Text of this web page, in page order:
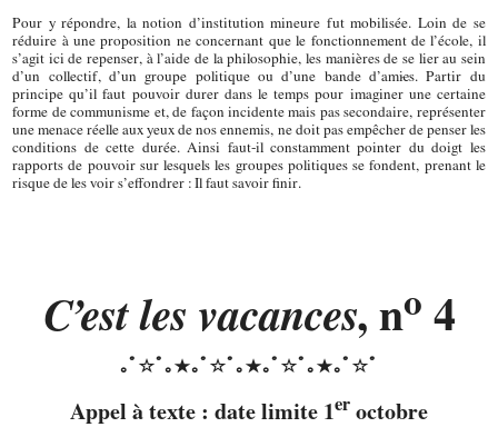
Pour y répondre, la notion d’institution mineure fut mobilisée. Loin de se
réduire à une proposition ne concer­nant que le fonctionnement de l’école, il
s’agit ici de repen­ser, à l’aide de la philosophie, les manières de se lier au sein
d’un collectif, d’un groupe politique ou d’une bande d’ami·es. Partir du
principe qu’il faut pouvoir durer dans le temps pour imaginer une certaine
forme de communisme et, de façon incidente mais pas secondaire, représenter
une menace réelle aux yeux de nos ennemis, ne doit pas empêcher de penser les
conditions de cette durée. Ainsi faut-il constamment pointer du doigt les
rapports de pou­voir sur lesquels les groupes politiques se fondent, prenant le
risque de les voir s’effondrer : Il faut savoir finir.
C’est les vacances, no 4
Appel à texte : date limite 1er octobre